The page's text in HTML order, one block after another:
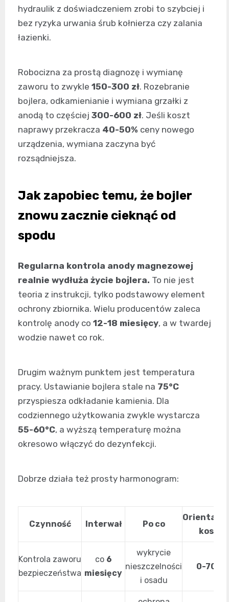
hydraulik z doświadczeniem zrobi to szybciej i
bez ryzyka urwania śrub kołnierza czy zalania
łazienki.
Robocizna za prostą diagnozę i wymianę
zaworu to zwykle 150-300 zł. Rozebranie
bojlera, odkamienianie i wymiana grzałki z
anodą to częściej 300-600 zł. Jeśli koszt
naprawy przekracza 40-50% ceny nowego
urządzenia, wymiana zaczyna być
rozsądniejsza.
Jak zapobiec temu, że bojler
znowu zacznie cieknąć od
spodu
Regularna kontrola anody magnezowej
realnie wydłuża życie bojlera. To nie jest
teoria z instrukcji, tylko podstawowy element
ochrony zbiornika. Wielu producentów zaleca
kontrolę anody co 12-18 miesięcy, a w twardej
wodzie nawet co rok.
Drugim ważnym punktem jest temperatura
pracy. Ustawianie bojlera stale na 75°C
przyspiesza odkładanie kamienia. Dla
codziennego użytkowania zwykle wystarcza
55-60°C, a wyższą temperaturę można
okresowo włączyć do dezynfekcji.
Dobrze działa też prosty harmonogram:
Czynność Interwał Po co
koszt
Kontrola zaworu
bezpieczeństwa
co 6
miesięcy
wykrycie
nieszczelności
i osadu
0-70 zł